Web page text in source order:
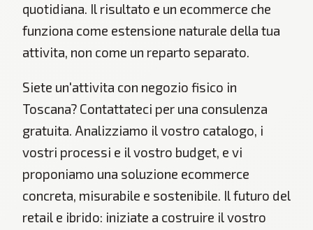
quotidiana. Il risultato e un ecommerce che
funziona come estensione naturale della tua
attivita, non come un reparto separato.
Siete un'attivita con negozio fisico in
Toscana? Contattateci per una consulenza
gratuita. Analizziamo il vostro catalogo, i
vostri processi e il vostro budget, e vi
proponiamo una soluzione ecommerce
concreta, misurabile e sostenibile. Il futuro del
retail e ibrido: iniziate a costruire il vostro